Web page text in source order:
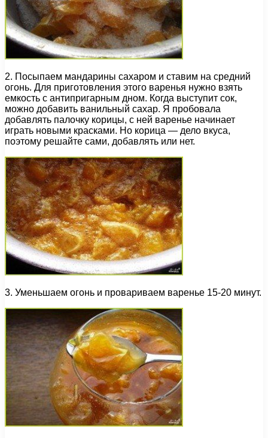
2. Посыпаем мандарины сахаром и ставим на средний
огонь. Для приготовления этого варенья нужно взять
емкость с антипригарным дном. Когда выступит сок,
можно добавить ванильный сахар. Я пробовала
добавлять палочку корицы, с ней варенье начинает
играть новыми красками. Но корица — дело вкуса,
поэтому решайте сами, добавлять или нет.
3. Уменьшаем огонь и провариваем варенье 15-20 минут.